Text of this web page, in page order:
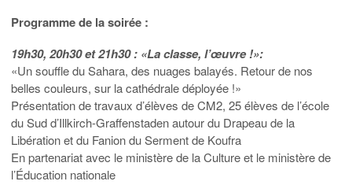
Programme de la soirée :
19h30, 20h30 et 21h30 : «La classe, l’œuvre !»:
«Un souffle du Sahara, des nuages balayés. Retour de nos
belles couleurs, sur la cathédrale déployée !»
Présentation de travaux d’élèves de CM2, 25 élèves de l’école
du Sud d’Illkirch-Graffenstaden autour du Drapeau de la
Libération et du Fanion du Serment de Koufra
En partenariat avec le ministère de la Culture et le ministère de
l’Éducation nationale